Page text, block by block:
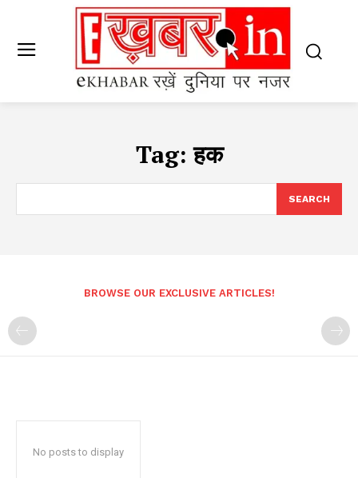
Tag:हक
SEARCH
BROWSE OUR EXCLUSIVE ARTICLES!
No posts to display